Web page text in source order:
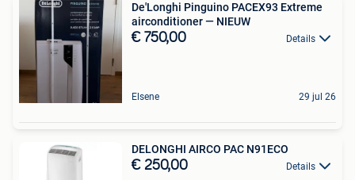
De'Longhi Pinguino PACEX93 Extreme
airconditioner — NIEUW
€ 750,00 Details
Elsene 29 jul 26
DELONGHI AIRCO PAC N91ECO
€ 250,00 Details